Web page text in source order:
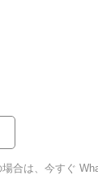
合は、今すぐ